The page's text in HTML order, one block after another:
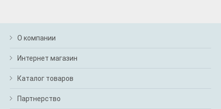
О компании
Интернет магазин
Каталог товаров
Партнерство